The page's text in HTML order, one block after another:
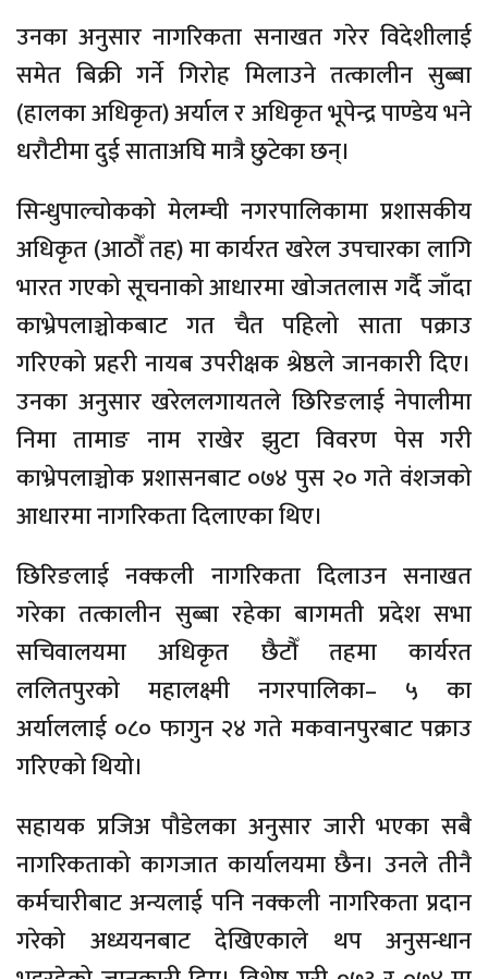
उनका अनुसार नागरिकता सनाखत गरेर विदेशीलाई
समेत बिक्री गर्ने गिरोह मिलाउने तत्कालीन सुब्बा
(हालका अधिकृत) अर्याल र अधिकृत भूपेन्द्र पाण्डेय भने
धरौटीमा दुई साताअघि मात्रै छुटेका छन्।
सिन्धुपाल्चोकको मेलम्ची नगरपालिकामा प्रशासकीय
अधिकृत (आठौँ तह) मा कार्यरत खरेल उपचारका लागि
भारत गएको सूचनाको आधारमा खोजतलास गर्दै जाँदा
काभ्रेपलाञ्चोकबाट गत चैत पहिलो साता पक्राउ
गरिएको प्रहरी नायब उपरीक्षक श्रेष्ठले जानकारी दिए।
उनका अनुसार खरेललगायतले छिरिङलाई नेपालीमा
निमा तामाङ नाम राखेर झुटा विवरण पेस गरी
काभ्रेपलाञ्चोक प्रशासनबाट ०७४ पुस २० गते वंशजको
आधारमा नागरिकता दिलाएका थिए।
छिरिङलाई नक्कली नागरिकता दिलाउन सनाखत
गरेका तत्कालीन सुब्बा रहेका बागमती प्रदेश सभा
सचिवालयमा अधिकृत छैटौँ तहमा कार्यरत
ललितपुरको महालक्ष्मी नगरपालिका– ५ का
अर्याललाई ०८० फागुन २४ गते मकवानपुरबाट पक्राउ
गरिएको थियो।
सहायक प्रजिअ पौडेलका अनुसार जारी भएका सबै
नागरिकताको कागजात कार्यालयमा छैन। उनले तीनै
कर्मचारीबाट अन्यलाई पनि नक्कली नागरिकता प्रदान
गरेको अध्ययनबाट देखिएकाले थप अनुसन्धान